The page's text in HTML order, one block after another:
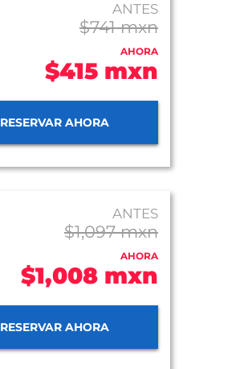
ANTES
$741 mxn
AHORA
$415 mxn
RESERVAR AHORA
ANTES
$1,097 mxn
AHORA
$1,008 mxn
RESERVAR AHORA